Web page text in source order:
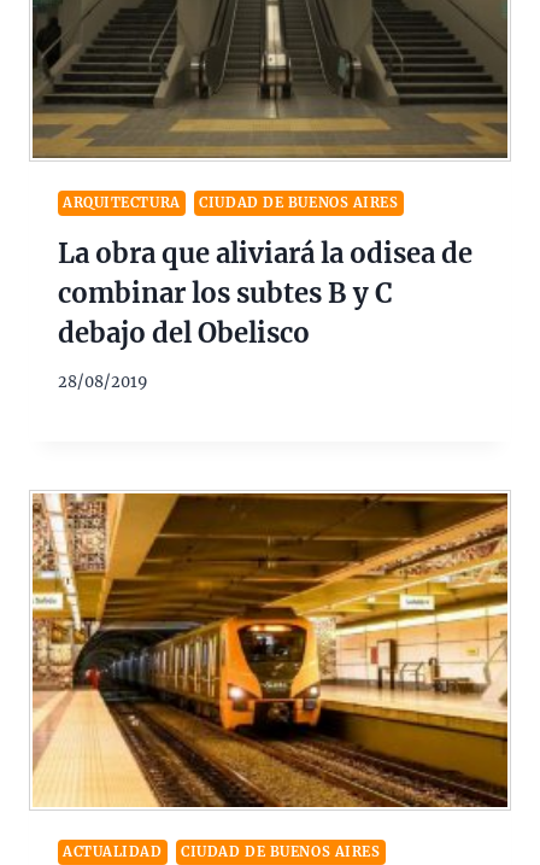
ARQUITECTURA CIUDAD DE BUENOS AIRES
La obra que aliviará la odisea de
combinar los subtes B y C
debajo del Obelisco
28/08/2019
ACTUALIDAD CIUDAD DE BUENOS AIRES